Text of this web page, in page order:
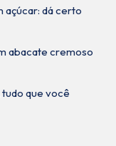
açúcar: dá certo
abacate cremoso
que você